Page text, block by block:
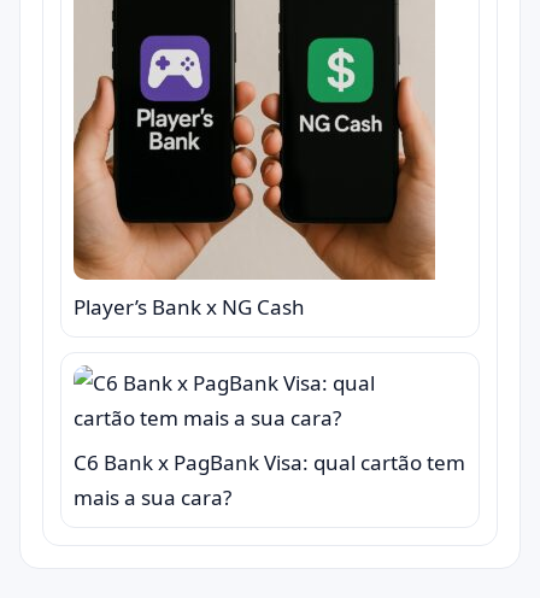
Player’s Bank x NG Cash
C6 Bank x PagBank Visa: qual cartão tem
mais a sua cara?